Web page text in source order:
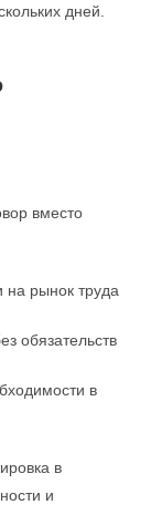
дней.
вместо
рынок труда
обязательств
в
в
и